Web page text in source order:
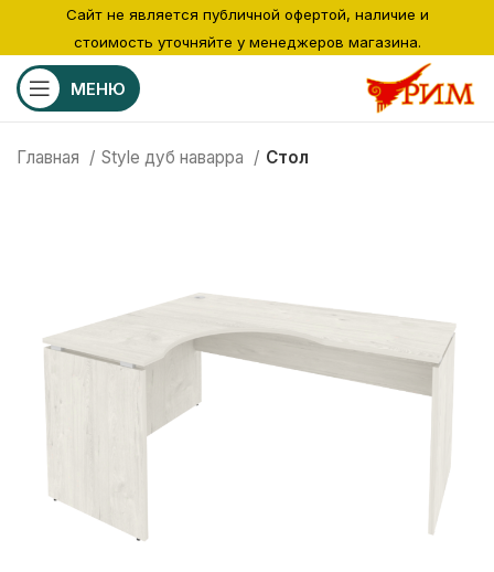
МЕНЮ
Главная Style дуб наварра Стол
Сайт не является публичной офертой, наличие и
стоимость уточняйте у менеджеров магазина.